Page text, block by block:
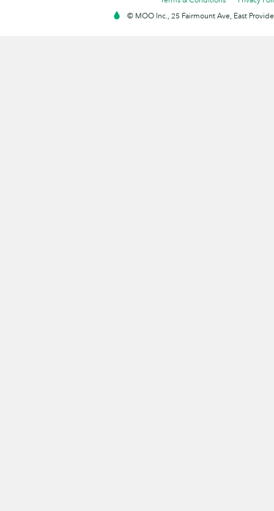
© MOO Inc., 25 Fairmount Ave, East